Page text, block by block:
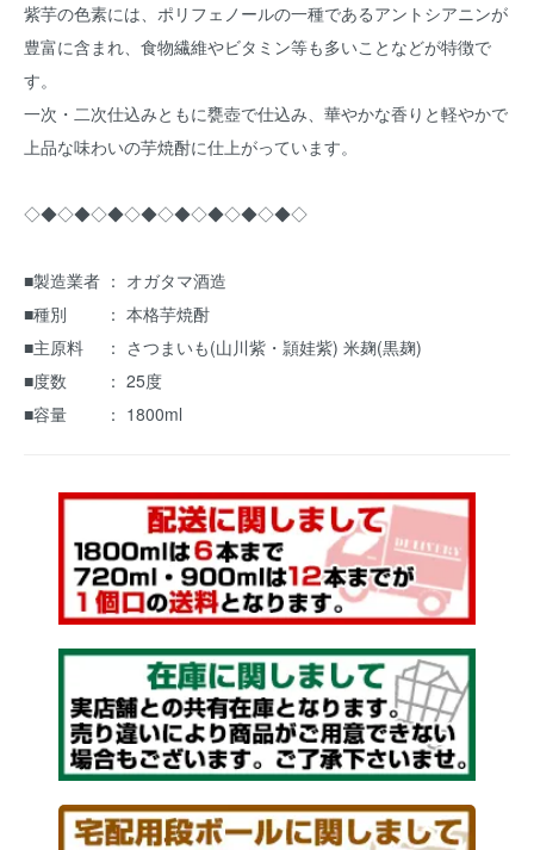
紫芋の色素には、ポリフェノールの一種であるアントシアニンが
豊富に含まれ、食物繊維やビタミン等も多いことなどが特徴で
す。
一次・二次仕込みともに甕壺で仕込み、華やかな香りと軽やかで
上品な味わいの芋焼酎に仕上がっています。
◇◆◇◆◇◆◇◆◇◆◇◆◇◆◇◆◇
■製造業者 ： オガタマ酒造
■種別 ： 本格芋焼酎
■主原料 ： さつまいも(山川紫・頴娃紫) 米麹(黒麹)
■度数 ： 25度
■容量 ： 1800ml